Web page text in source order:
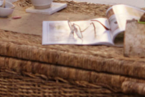
TRUCS, ASTUCES ET TIPS
DE DÉCORATRICE